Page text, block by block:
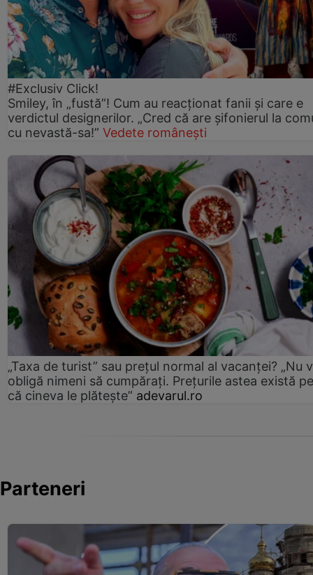
#Exclusiv Click!
Smiley, în „fustă”! Cum au reacționat fanii și care e
verdictul designerilor. „Cred că are șifonierul la
cu nevastă-sa!” Vedete românești
„Taxa de turist” sau prețul normal al vacanței? „Nu
obligă nimeni să cumpărați. Prețurile astea există
că cineva le plătește” adevarul.ro
Parteneri